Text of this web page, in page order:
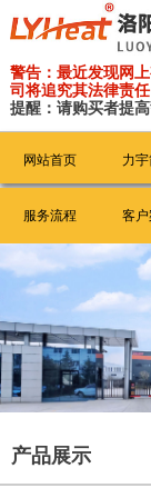
警告：最近发现网
司将追究其法律责任
提醒：请购买者提
网站首页 力
服务流程 客户
产品展示